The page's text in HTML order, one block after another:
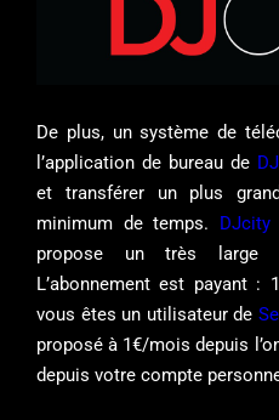
De plus, un système de
l’application de bureau de
et transférer un plus
minimum de temps. DJcity
propose un très large
L’abonnement est payant
vous êtes un utilisateur de
proposé à 1€/mois depuis
depuis votre compte